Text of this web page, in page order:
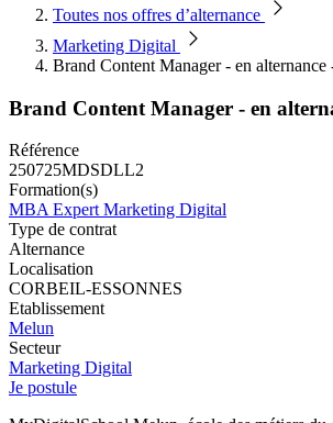
Toutes nos offres d’alternance
Marketing Digital
Brand Content Manager - en alternance
Brand Content Manager - en
Référence
250725MDSDLL2
Formation(s)
MBA Expert Marketing Digital
Type de contrat
Alternance
Localisation
CORBEIL-ESSONNES
Etablissement
Melun
Secteur
Marketing Digital
Je postule